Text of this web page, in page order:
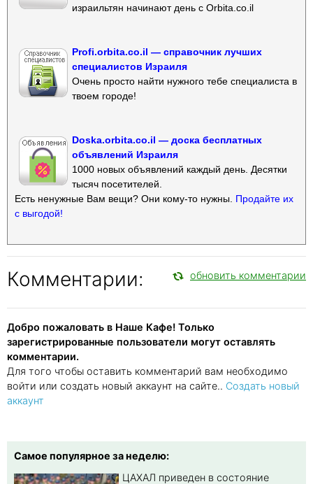
израильтян начинают день с Orbita.co.il
Profi.orbita.co.il — справочник лучших
специалистов Израиля
Очень просто найти нужного тебе специалиста в
твоем городе!
Doska.orbita.co.il — доска бесплатных
объявлений Израиля
1000 новых объявлений каждый день. Десятки
тысяч посетителей.
Есть ненужные Вам вещи? Они кому-то нужны. Продайте их
с выгодой!
Комментарии: обновить комментарии
Добро пожаловать в Наше Кафе! Только
зарегистрированные пользователи могут оставлять
комментарии.
Для того чтобы оставить комментарий вам необходимо
войти или создать новый аккаунт на сайте.. Создать новый
аккаунт
Самое популярное за неделю:
ЦАХАЛ приведен в состояние